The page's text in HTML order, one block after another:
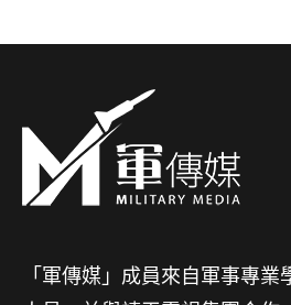
「軍傳媒」成員來自軍事專